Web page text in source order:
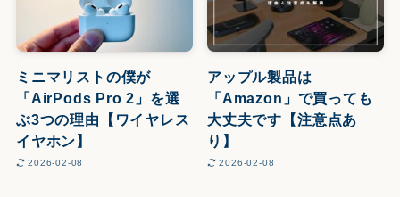
ミニマリストの僕が
「AirPods Pro 2」を選
ぶ3つの理由【ワイヤレス
イヤホン】
2026-02-08
アップル製品は
「Amazon」で買っても
大丈夫です【注意点あ
り】
2026-02-08